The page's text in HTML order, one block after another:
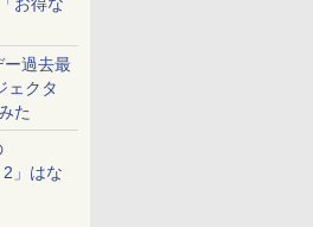
ー過去最
ェクタ
た
」はな